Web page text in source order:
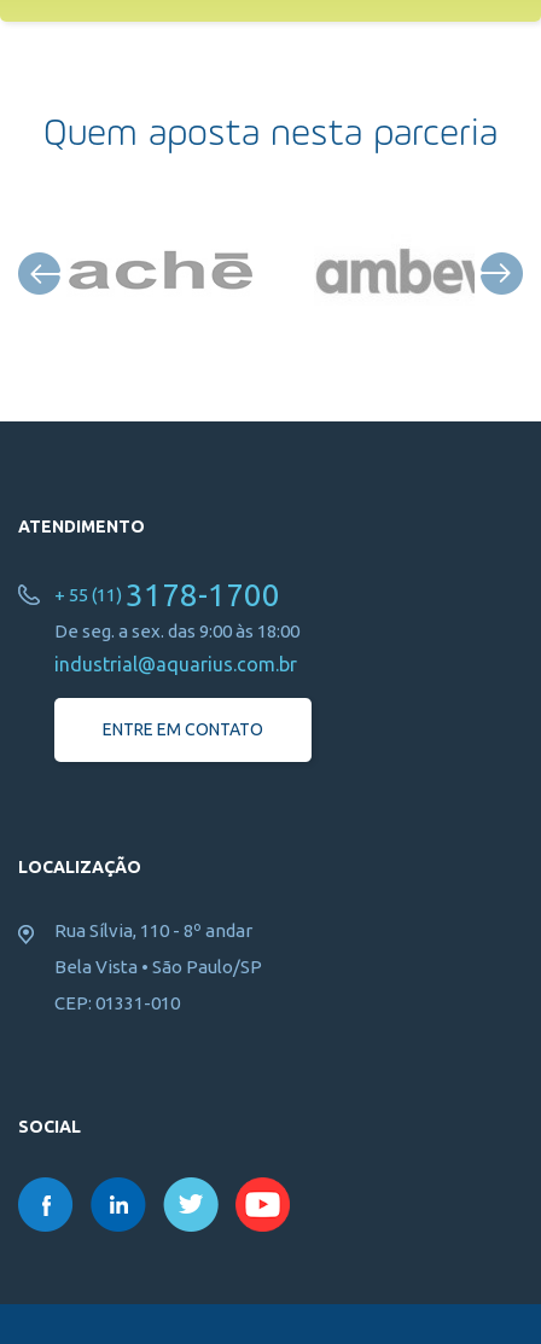
Quem aposta nesta parceria
ATENDIMENTO
+ 55 (11) 3178-1700
De seg. a sex. das 9:00 às 18:00
industrial@aquarius.com.br
ENTRE EM CONTATO
LOCALIZAÇÃO
Rua Sílvia, 110 - 8º andar
Bela Vista • São Paulo/SP
CEP: 01331-010
SOCIAL